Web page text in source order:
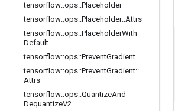
tensorflow::ops::Placeholder
tensorflow::ops::Placeholder::Attrs
tensorflow::ops::PlaceholderWith
Default
tensorflow::ops::PreventGradient
tensorflow::ops::PreventGradient::
Attrs
tensorflow::ops::QuantizeAnd
DequantizeV2